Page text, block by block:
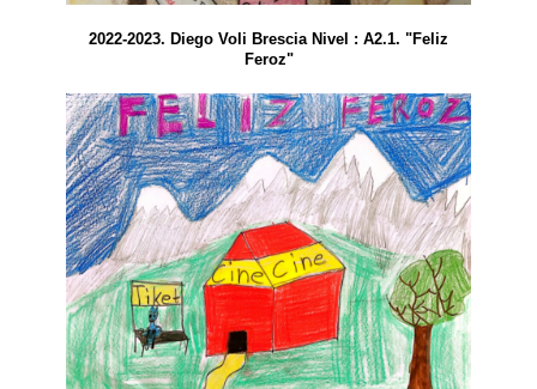
2022-2023. Diego Voli Brescia Nivel : A2.1. "Feliz
Feroz"